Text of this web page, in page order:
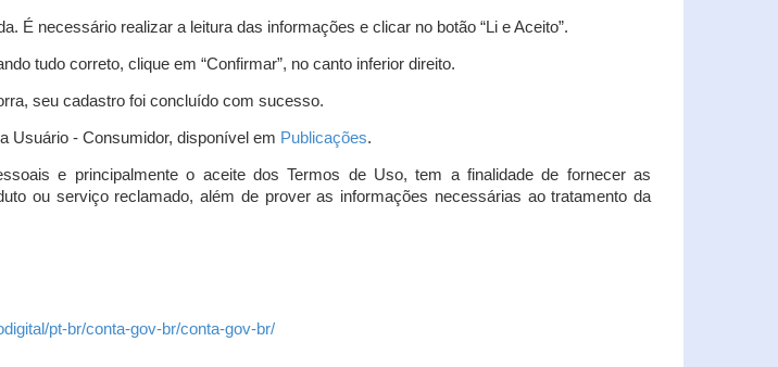
É necessário realizar a leitura das informações e clicar no botão “Li e Aceito”.
tudo correto, clique em “Confirmar”, no canto inferior direito.
seu cadastro foi concluído com sucesso.
Usuário - Consumidor, disponível em Publicações.
e principalmente o aceite dos Termos de Uso, tem a finalidade de fornecer as
ou serviço reclamado, além de prover as informações necessárias ao tratamento da
pt-br/conta-gov-br/conta-gov-br/